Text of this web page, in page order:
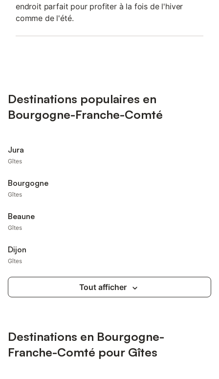
endroit parfait pour profiter à la fois de l'hiver
comme de l'été.
Destinations populaires en
Bourgogne-Franche-Comté
Jura
Gîtes
Bourgogne
Gîtes
Beaune
Gîtes
Dijon
Gîtes
Tout afficher
Destinations en Bourgogne-
Franche-Comté pour Gîtes